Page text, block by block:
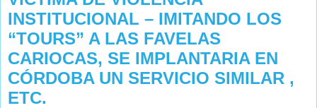
INSTITUCIONAL – IMITANDO LOS
“TOURS” A LAS FAVELAS
CARIOCAS, SE IMPLANTARIA EN
CÓRDOBA UN SERVICIO SIMILAR ,
ETC.